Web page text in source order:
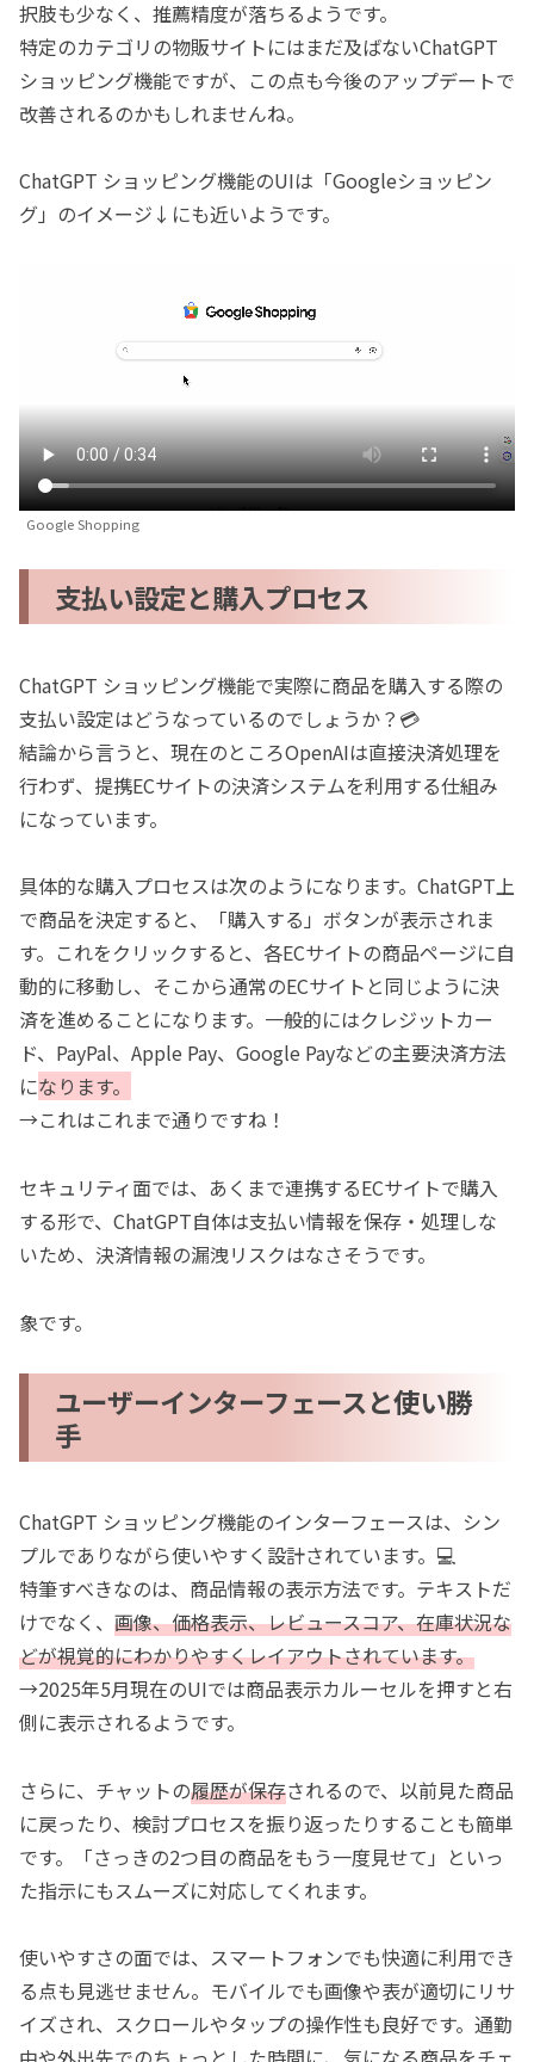
択肢も少なく、推薦精度が落ちるようです。
特定のカテゴリの物販サイトにはまだ及ばないChatGPT
ショッピング機能ですが、この点も今後のアップデートで
改善されるのかもしれませんね。
ChatGPT ショッピング機能のUIは「Googleショッピン
グ」のイメージ↓にも近いようです。
Google Shopping
支払い設定と購入プロセス
ChatGPT ショッピング機能で実際に商品を購入する際の
支払い設定はどうなっているのでしょうか？💳
結論から言うと、現在のところOpenAIは直接決済処理を
行わず、提携ECサイトの決済システムを利用する仕組み
になっています。
具体的な購入プロセスは次のようになります。ChatGPT上
で商品を決定すると、「購入する」ボタンが表示されま
す。これをクリックすると、各ECサイトの商品ページに自
動的に移動し、そこから通常のECサイトと同じように決
済を進めることになります。一般的にはクレジットカー
ド、PayPal、Apple Pay、Google Payなどの主要決済方法
になります。
→これはこれまで通りですね！
セキュリティ面では、あくまで連携するECサイトで購入
する形で、ChatGPT自体は支払い情報を保存・処理しな
いため、決済情報の漏洩リスクはなさそうです。
象です。
ユーザーインターフェースと使い勝
手
ChatGPT ショッピング機能のインターフェースは、シン
プルでありながら使いやすく設計されています。💻
特筆すべきなのは、商品情報の表示方法です。テキストだ
けでなく、 画像、価格表示、レビュースコア、在庫状況な
どが視覚的にわかりやすくレイアウトされています。
→2025年5月現在のUIでは商品表示カルーセルを押すと右
側に表示されるようです。
さらに、チャットの履歴が保存されるので、以前見た商品
に戻ったり、検討プロセスを振り返ったりすることも簡単
です。「さっきの2つ目の商品をもう一度見せて」といっ
た指示にもスムーズに対応してくれます。
使いやすさの面では、スマートフォンでも快適に利用でき
る点も見逃せません。モバイルでも画像や表が適切にリサ
イズされ、スクロールやタップの操作性も良好です。通勤